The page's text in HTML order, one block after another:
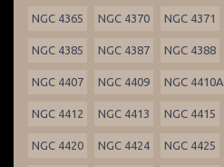
NGC 4365 NGC 4370 NGC 4371
NGC 4385 NGC 4387 NGC 4388
NGC 4407 NGC 4409 NGC 4410A
NGC 4412 NGC 4413 NGC 4415
NGC 4420 NGC 4424 NGC 4425